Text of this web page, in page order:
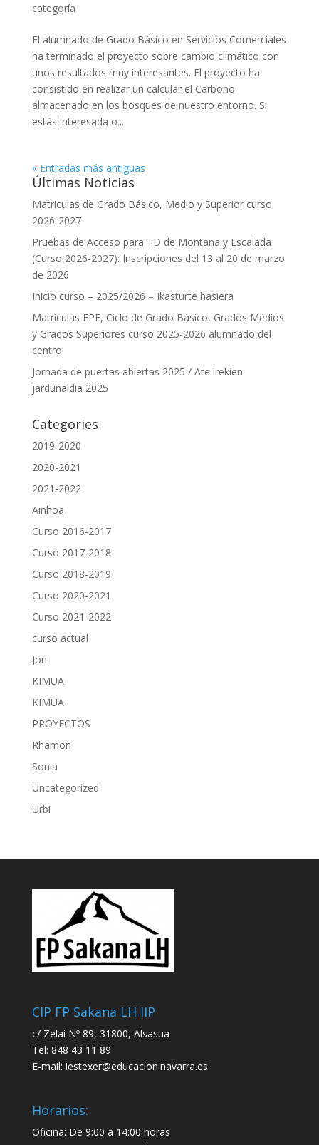
categoría
El alumnado de Grado Básico en Servicios Comerciales
ha terminado el proyecto sobre cambio climático con
unos resultados muy interesantes. El proyecto ha
consistido en realizar un calcular el Carbono
almacenado en los bosques de nuestro entorno. Si
estás interesada o...
« Entradas más antiguas
Últimas Noticias
Matrículas de Grado Básico, Medio y Superior curso
2026-2027
Pruebas de Acceso para TD de Montaña y Escalada
(Curso 2026-2027): Inscripciones del 13 al 20 de marzo
de 2026
Inicio curso – 2025/2026 – Ikasturte hasiera
Matrículas FPE, Ciclo de Grado Básico, Grados Medios
y Grados Superiores curso 2025-2026 alumnado del
centro
Jornada de puertas abiertas 2025 / Ate irekien
jardunaldia 2025
Categories
2019-2020
2020-2021
2021-2022
Ainhoa
Curso 2016-2017
Curso 2017-2018
Curso 2018-2019
Curso 2020-2021
Curso 2021-2022
curso actual
Jon
KIMUA
KIMUA
PROYECTOS
Rhamon
Sonia
Uncategorized
Urbi
CIP FP Sakana LH IIP
c/ Zelai Nº 89, 31800, Alsasua
Tel: 848 43 11 89
E-mail: iestexer@educacion.navarra.es
Horarios:
Oficina: De 9:00 a 14:00 horas